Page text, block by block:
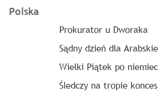
Polska
Prokurator u Dworaka
Sądny dzień dla
Wielki Piątek po
Śledczy na tropie